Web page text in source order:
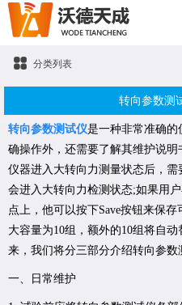
分类列表
转向参数测
转向参数测试仪是一种非常准确的
确操作外，还需要了解其维护说明
仪器进入大转向力测量状态后，
会进入大转向力检测状态;如果用
点上，他可以按下Save按钮来保
大容量为10组，额外的10组将自
来，我们将分三部分介绍转向参数
一、日常维护